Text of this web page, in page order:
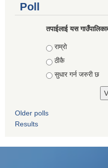
Poll
तपाईलाई यस
Choices
राम्राे
ठीकै
सुधार गर्न जरुरी छ
Older polls
Results